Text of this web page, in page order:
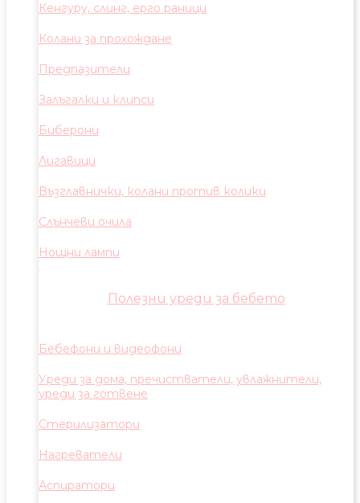
Кенгуру, слинг, ерго раници
Колани за прохождане
Предпазители
Залъгалки и клипси
Биберони
Лигавици
Възглавнички, колани против колики
Слънчеви очила
Нощни лампи
Полезни уреди за бебето
Бебефони и видеофони
Уреди за дома, пречистватели, увлажнители,
уреди за готвене
Стерилизатори
Нагреватели
Аспиратори